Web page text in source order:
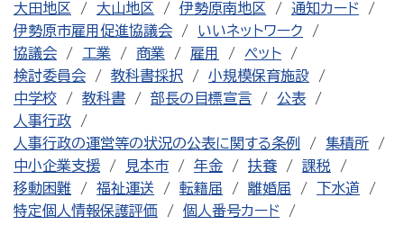
大田地区
大山地区 伊勢原南地区
通知カード
伊勢原市雇用促進協議会
いいネットワーク
協議会
工業 商業 雇用
ペット
検討委員会
教科書採択
小規模保育施設
中学校
教科書 部長の目標宣言
公表
人事行政
人事行政の運営等の状況の公表に関する条例
集積所
中小企業支援
見本市 年金 扶養
課税
移動困難
福祉運送 転籍届 離婚届
下水道
特定個人情報保護評価
個人番号カード